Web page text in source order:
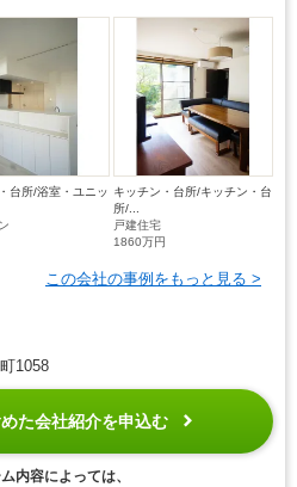
台所/浴室・ユニッ キッチン・台所/キッチン・台
所/...
戸建住宅
1860万円
この会社の事例をもっと見る >
1058
た会社紹介を申込む
内容によっては、